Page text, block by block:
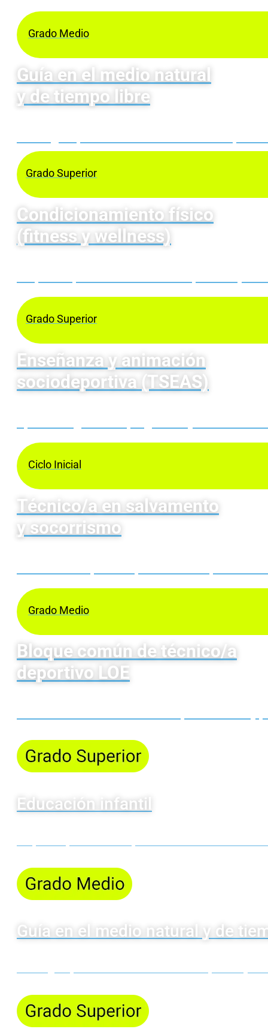
Grado Medio
Guía en el medio natural
y de tiempo libre
Grado Superior
Condicionamiento físico
(fitness y wellness)
Grado Superior
Enseñanza y animación
sociodeportiva (TSEAS)
Ciclo Inicial
Técnico/a en salvamento
y socorrismo
Grado Medio
Bloque común de técnico/a
deportivo LOE
Educación infantil
Guía en el medio natural y de